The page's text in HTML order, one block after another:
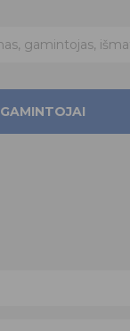
GAMINTOJAI